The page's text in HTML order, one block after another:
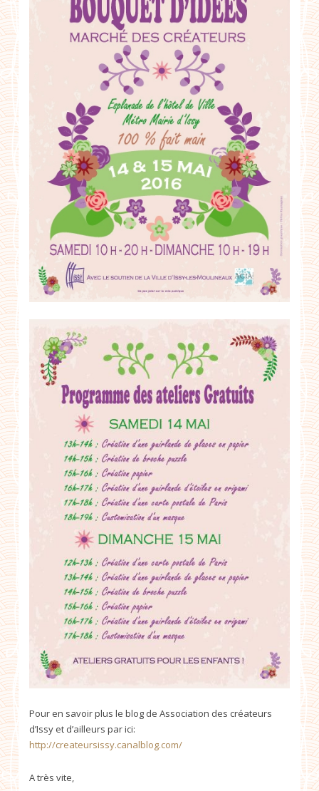
Pour en savoir plus le blog de Association des créateurs
d’Issy et d’ailleurs par ici:
http://createursissy.canalblog.com/
A très vite,